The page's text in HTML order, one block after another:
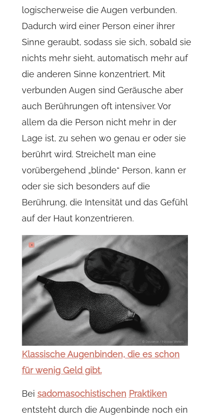
logischerweise die Augen verbunden.
Dadurch wird einer Person einer ihrer
Sinne geraubt, sodass sie sich, sobald sie
nichts mehr sieht, automatisch mehr auf
die anderen Sinne konzentriert. Mit
verbunden Augen sind Geräusche aber
auch Berührungen oft intensiver. Vor
allem da die Person nicht mehr in der
Lage ist, zu sehen wo genau er oder sie
berührt wird. Streichelt man eine
vorübergehend „blinde“ Person, kann er
oder sie sich besonders auf die
Berührung, die Intensität und das Gefühl
auf der Haut konzentrieren.
Klassische Augenbinden, die es schon
für wenig Geld gibt.
Bei sadomasochistischen Praktiken
entsteht durch die Augenbinde noch ein